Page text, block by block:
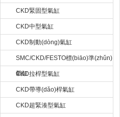
CKD緊固型氣缸
CKD中型氣缸
CKD制動(dòng)氣缸
SMC/CKD/FESTO標(biāo)準(zhǔn)
氣缸
CKD拉桿型氣缸
CKD帶導(dǎo)桿氣缸
CKD超緊湊型氣缸